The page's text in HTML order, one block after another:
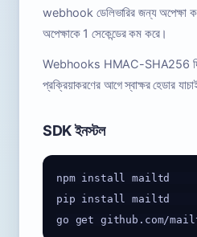
webhook ডেলিভারির জন্য অপেক্ষা
অপেক্ষাকে 1 সেকেন্ডের কম করে।
Webhooks HMAC-SHA256
প্রক্রিয়াকরণের আগে স্বাক্ষর হেডার
SDK ইনস্টল
npm install mailtd
pip install mailtd